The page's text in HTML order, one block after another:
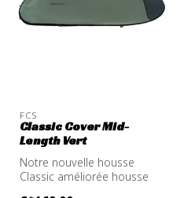
FCS
Classic Cover Mid-
Length Vert
Notre nouvelle housse
Classic améliorée housse